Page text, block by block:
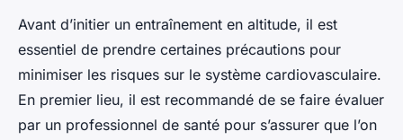
Avant d’initier un entraînement en altitude, il est
essentiel de prendre certaines précautions pour
minimiser les risques sur le système cardiovasculaire.
En premier lieu, il est recommandé de se faire évaluer
par un professionnel de santé pour s’assurer que l’on